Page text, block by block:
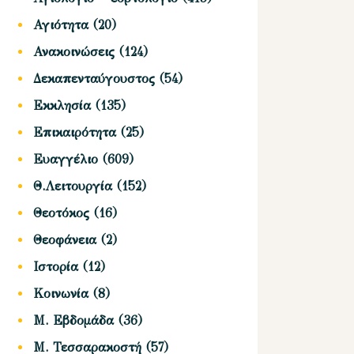
Αγιότητα(20)
Ανακοινώσεις (124)
Δεκαπενταύγουστος (54)
Εκκλησία(135)
Επικαιρότητα(25)
Ευαγγέλιο (609)
Θ.Λειτουργία(152)
Θεοτόκος (16)
Θεοφάνεια(2)
Ιστορία(12)
Κοινωνία(8)
Μ. Εβδομάδα(36)
Μ. Τεσσαρακοστή (57)